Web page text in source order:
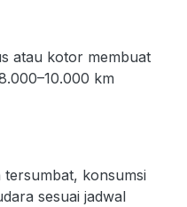
atau kotor membuat
km
konsumsi
sesuai jadwal